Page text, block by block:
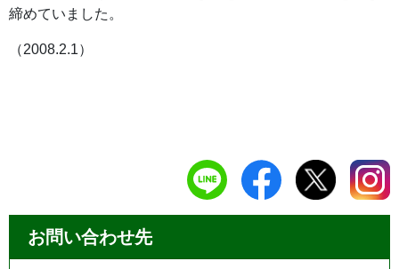
締めていました。
（2008.2.1）
お問い合わせ先